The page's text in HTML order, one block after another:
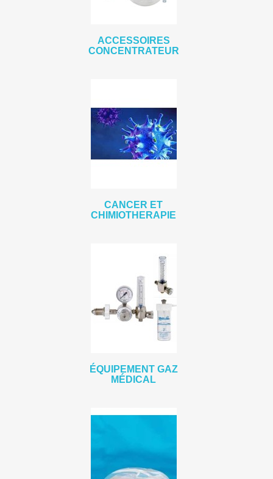
ACCESSOIRES
CONCENTRATEUR
CANCER ET
CHIMIOTHERAPIE
ÉQUIPEMENT GAZ
MÉDICAL